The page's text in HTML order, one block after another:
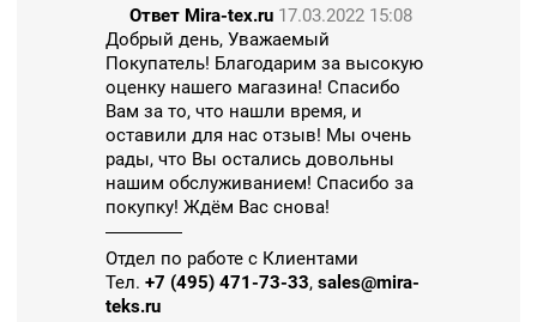
Ответ Mira-tex.ru 17.03.2022 15:08
Добрый день, Уважаемый
Покупатель! Благодарим за высокую
оценку нашего магазина! Спасибо
Вам за то, что нашли время, и
оставили для нас отзыв! Мы очень
рады, что Вы остались довольны
нашим обслуживанием! Спасибо за
покупку! Ждём Вас снова!
Отдел по работе с Клиентами
Тел. +7 (495) 471-73-33, sales@mira-
teks.ru